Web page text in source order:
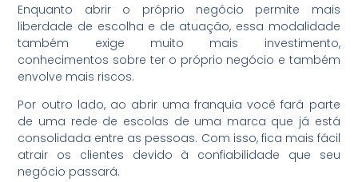
Enquanto abrir o próprio negócio permite mais
liberdade de escolha e de atuação, essa modalidade
também exige muito mais investimento,
conhecimentos sobre ter o próprio negócio e também
envolve mais riscos.
Por outro lado, ao abrir uma franquia você fará parte
de uma rede de escolas de uma marca que já está
consolidada entre as pessoas. Com isso, fica mais fácil
atrair os clientes devido à confiabilidade que seu
negócio passará.